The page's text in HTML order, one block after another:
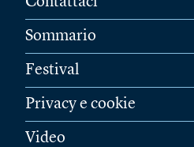
Sommario
Festival
Privacy e cookie
Video